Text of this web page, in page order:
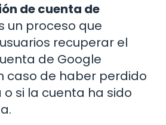
de cuenta de
un proceso que
recuperar el
de Google
caso de haber perdido
si la cuenta ha sido